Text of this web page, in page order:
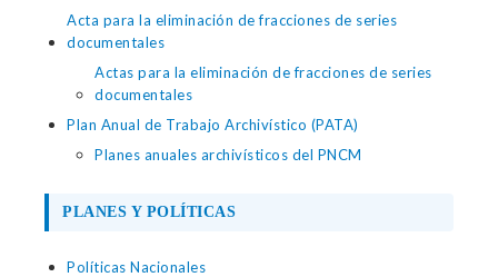
Acta para la eliminación de fracciones de series
documentales
Actas para la eliminación de fracciones de series
documentales
Plan Anual de Trabajo Archivístico (PATA)
Planes anuales archivísticos del PNCM
PLANES Y POLÍTICAS
Políticas Nacionales